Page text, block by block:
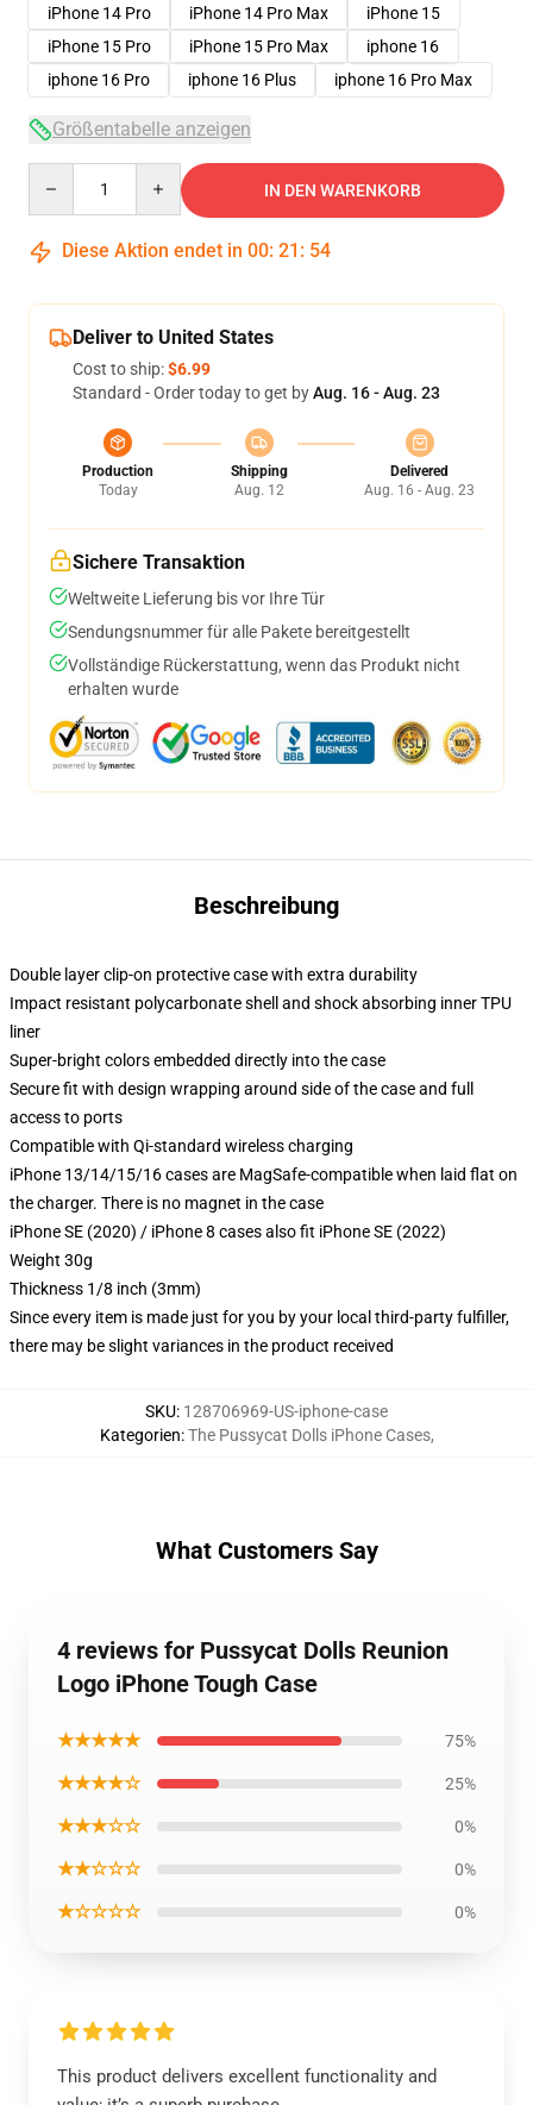
iPhone 14 Pro
iPhone 14 Pro Max
iPhone 15
iPhone 15 Pro
iPhone 15 Pro Max
iphone 16
iphone 16 Pro
iphone 16 Plus iphone 16 Pro Max
Größentabelle anzeigen
IN DEN WARENKORB
Diese Aktion endet in 00: 21 : 54
Deliver to United States
Cost to ship:$6.99
Standard - Order today to get byAug. 16 - Aug. 23
Production
Today
Shipping
Aug. 12
Delivered
Aug. 16 - Aug. 23
Sichere Transaktion
Weltweite Lieferung bis vor Ihre Tür
Sendungsnummer für alle Pakete bereitgestellt
Vollständige Rückerstattung, wenn das Produkt nicht
erhalten wurde
Beschreibung
Double layer clip-on protective case with extra durability
Impact resistant polycarbonate shell and shock absorbing inner TPU
liner
Super-bright colors embedded directly into the case
Secure fit with design wrapping around side of the case and full
access to ports
Compatible with Qi-standard wireless charging
iPhone 13/14/15/16 cases are MagSafe-compatible when laid flat on
the charger. There is no magnet in the case
iPhone SE (2020) / iPhone 8 cases also fit iPhone SE (2022)
Weight 30g
Thickness 1/8 inch (3mm)
Since every item is made just for you by your local third-party fulfiller,
there may be slight variances in the product received
SKU: 128706969-US-iphone-case
Kategorien:The Pussycat Dolls iPhone Cases,
What Customers Say
4 reviews for Pussycat Dolls Reunion
Logo iPhone Tough Case
★★★★★ 75%
★★★★☆ 25%
★★★☆☆ 0%
★★☆☆☆ 0%
★☆☆☆☆ 0%
This product delivers excellent functionality and